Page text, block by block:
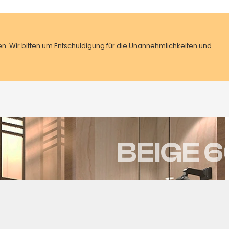
Wir bitten um Entschuldigung für die Unannehmlichkeiten und
BEIGE